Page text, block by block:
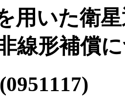
用いた衛
線形補償